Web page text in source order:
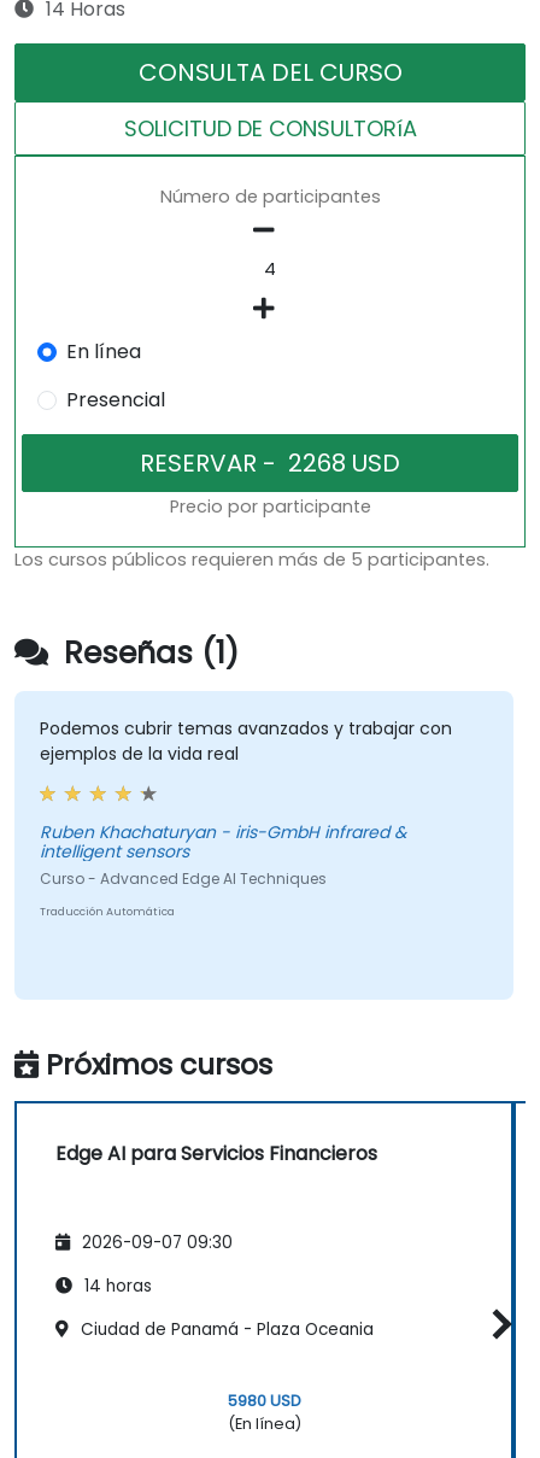
14 Horas
CONSULTA DEL CURSO
SOLICITUD DE CONSULTORíA
Número de participantes
En línea
Presencial
Precio por participante
Los cursos públicos requieren más de 5 participantes.
Reseñas (1)
Podemos cubrir temas avanzados y trabajar con
ejemplos de la vida real
Ruben Khachaturyan - iris-GmbH infrared &
intelligent sensors
Curso - Advanced Edge AI Techniques
Traducción Automática
Próximos cursos
Edge AI para Servicios Financieros
2026-09-07 09:30
14 horas
Ciudad de Panamá - Plaza Oceania
5980 USD
(En línea)